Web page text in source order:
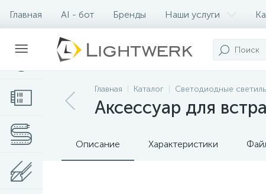
Главная AI - бот Бренды Наши услуги
Контакты
Главная Каталог Светодиодные
Аксессуар для
Описание Характеристики